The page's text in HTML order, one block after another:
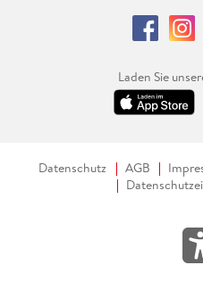
Laden Sie
Datenschutz AGB